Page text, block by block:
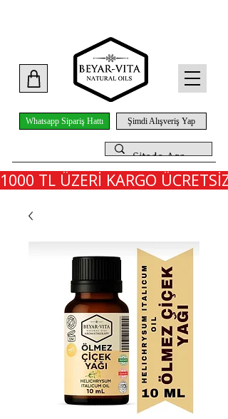
Whatsapp Sipariş Hattı Şimdi Alışveriş Yap
1000 TL ÜZERİ KARGO